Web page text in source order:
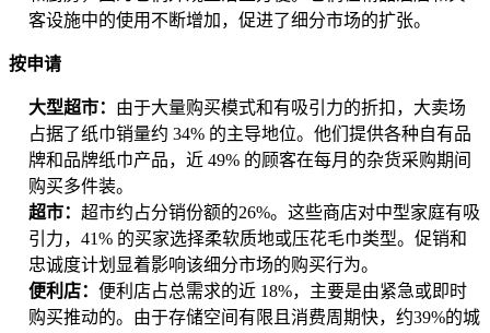
客设施中的使用不断增加，促进了细分市场的扩张。
按申请
大型超市： 由于大量购买模式和有吸引力的折扣，大卖场
占据了纸巾销量约 34% 的主导地位。他们提供各种自有品
牌和品牌纸巾产品，近 49% 的顾客在每月的杂货采购期间
购买多件装。
超市： 超市约占分销份额的26%。这些商店对中型家庭有吸
引力，41% 的买家选择柔软质地或压花毛巾类型。促销和
忠诚度计划显着影响该细分市场的购买行为。
便利店： 便利店占总需求的近 18%，主要是由紧急或即时
购买推动的。由于存储空间有限且消费周期快，约39%的城